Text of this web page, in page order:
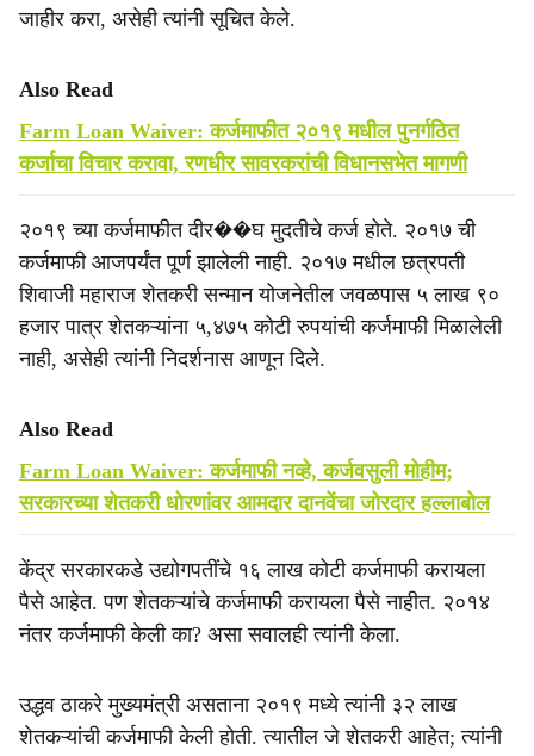
जाहीर करा, असेही त्यांनी सूचित केले.
Also Read
Farm Loan Waiver: कर्जमाफीत २०१९ मधील पुनर्गठित
कर्जाचा विचार करावा, रणधीर सावरकरांची विधानसभेत मागणी
२०१९ च्या कर्जमाफीत दीर��घ मुदतीचे कर्ज होते. २०१७ ची
कर्जमाफी आजपर्यंत पूर्ण झालेली नाही. २०१७ मधील छत्रपती
शिवाजी महाराज शेतकरी सन्मान योजनेतील जवळपास ५ लाख ९०
हजार पात्र शेतकऱ्यांना ५,४७५ कोटी रुपयांची कर्जमाफी मिळालेली
नाही, असेही त्यांनी निदर्शनास आणून दिले.
Also Read
Farm Loan Waiver: कर्जमाफी नव्हे, कर्जवसुली मोहीम;
सरकारच्या शेतकरी धोरणांवर आमदार दानवेंचा जोरदार हल्लाबोल
केंद्र सरकारकडे उद्योगपतींचे १६ लाख कोटी कर्जमाफी करायला
पैसे आहेत. पण शेतकऱ्यांचे कर्जमाफी करायला पैसे नाहीत. २०१४
नंतर कर्जमाफी केली का? असा सवालही त्यांनी केला.
उद्धव ठाकरे मुख्यमंत्री असताना २०१९ मध्ये त्यांनी ३२ लाख
शेतकऱ्यांची कर्जमाफी केली होती. त्यातील जे शेतकरी आहेत; त्यांनी